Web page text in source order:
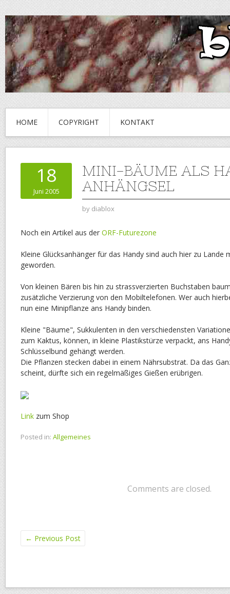
HOME COPYRIGHT KONTAKT
18
Juni 2005
MINI-BÄUME ALS
ANHÄNGSEL
by diablox
Noch ein Artikel aus der ORF-Futurezone
Kleine Glücksanhänger für das Handy sind auch hier zu Lande
geworden.
Von kleinen Bären bis hin zu strassverzierten Buchstaben
zusätzliche Verzierung von den Mobiltelefonen. Wer auch
nun eine Minipflanze ans Handy binden.
Kleine "Bäume", Sukkulenten in den verschiedensten
zum Kaktus, können, in kleine Plastikstürze verpackt, ans
Schlüsselbund gehängt werden.
Die Pflanzen stecken dabei in einem Nährsubstrat. Da das
scheint, dürfte sich ein regelmäßiges Gießen erübrigen.
Link zum Shop
Posted in: Allgemeines
Comments are closed.
← Previous Post